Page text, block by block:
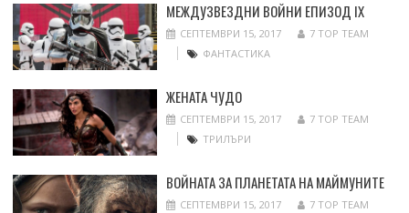
МЕЖДУЗВЕЗДНИ ВОЙНИ ЕПИЗОД IX
СЕПТЕМВРИ 15, 2017
7 TOP TEAM
ФАНТАСТИКА
ЖЕНАТА ЧУДО
СЕПТЕМВРИ 15, 2017
7 TOP TEAM
ТРИЛЪРИ
ВОЙНАТА ЗА ПЛАНЕТАТА НА МАЙМУНИТЕ
СЕПТЕМВРИ 15, 2017
7 TOP TEAM